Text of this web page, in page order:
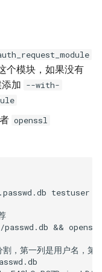
个模块，如果没有
加 --with-
openssl
testuser  #
&& openssl
，第一列是用户名，第